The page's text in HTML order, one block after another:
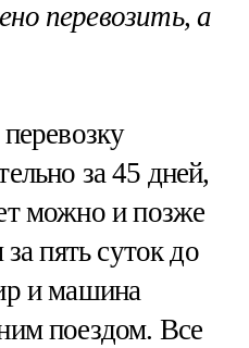
перевозить, а
за 45 дней,
можно и позже
пять суток до
и машина
поездом. Все